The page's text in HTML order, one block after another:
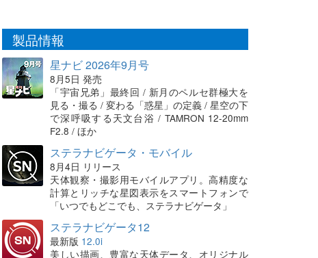
製品情報
星ナビ 2026年9月号
8月5日 発売
「宇宙兄弟」最終回 / 新月のペルセ群極大を
見る・撮る / 変わる「惑星」の定義 / 星空の下
で深呼吸する天文台浴 / TAMRON 12-20mm
F2.8 / ほか
ステラナビゲータ・モバイル
8月4日 リリース
天体観察・撮影用モバイルアプリ。高精度な
計算とリッチな星図表示をスマートフォンで
「いつでもどこでも、ステラナビゲータ」
ステラナビゲータ12
最新版 12.0i
美しい描画、豊富な天体データ、オリジナル